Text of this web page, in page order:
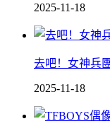
2025-11-18
去吧！女神兵
2025-11-18